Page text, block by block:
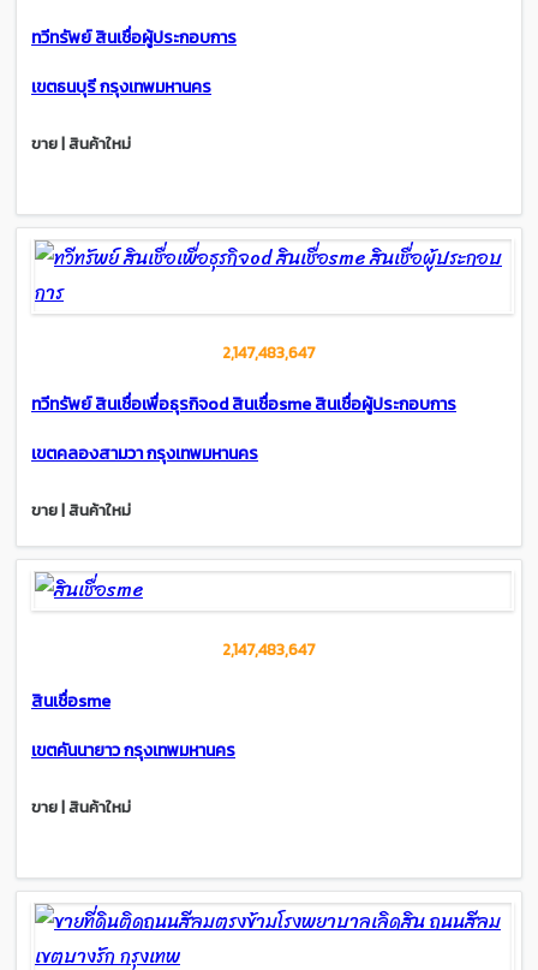
ทวีทรัพย์ สินเชื่อผู้ประกอบการ
เขตธนบุรี กรุงเทพมหานคร
ขาย | สินค้าใหม่
2,147,483,647
ทวีทรัพย์ สินเชื่อเพื่อธุรกิจod สินเชื่อsme สินเชื่อผู้ประกอบการ
เขตคลองสามวา กรุงเทพมหานคร
ขาย | สินค้าใหม่
2,147,483,647
สินเชื่อsme
เขตคันนายาว กรุงเทพมหานคร
ขาย | สินค้าใหม่